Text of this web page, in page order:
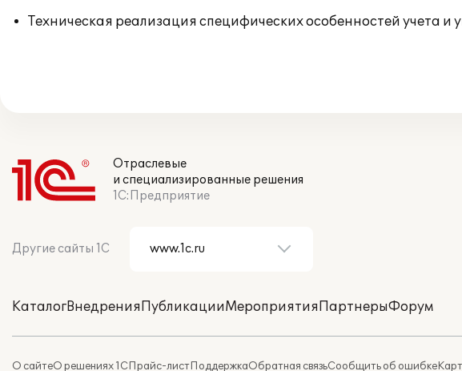
Техническая реализация специфических особенностей учета
Отраслевые
и специализированные решения
1С:Предприятие
Другие сайты 1С
КаталогВнедренияПубликацииМероприятияПартнерыФорум
О сайтеО решениях 1СПрайс-листПоддержкаОбратная связьСообщить об ошибке